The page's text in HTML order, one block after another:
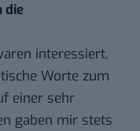
die
interessiert,
Worte zum
einer sehr
gaben mir stets